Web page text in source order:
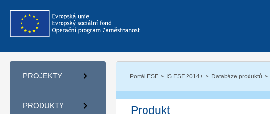
PROJEKTY
PRODUKTY
Portál ESF IS ESF 2014+ Databáze produktů
Produkt